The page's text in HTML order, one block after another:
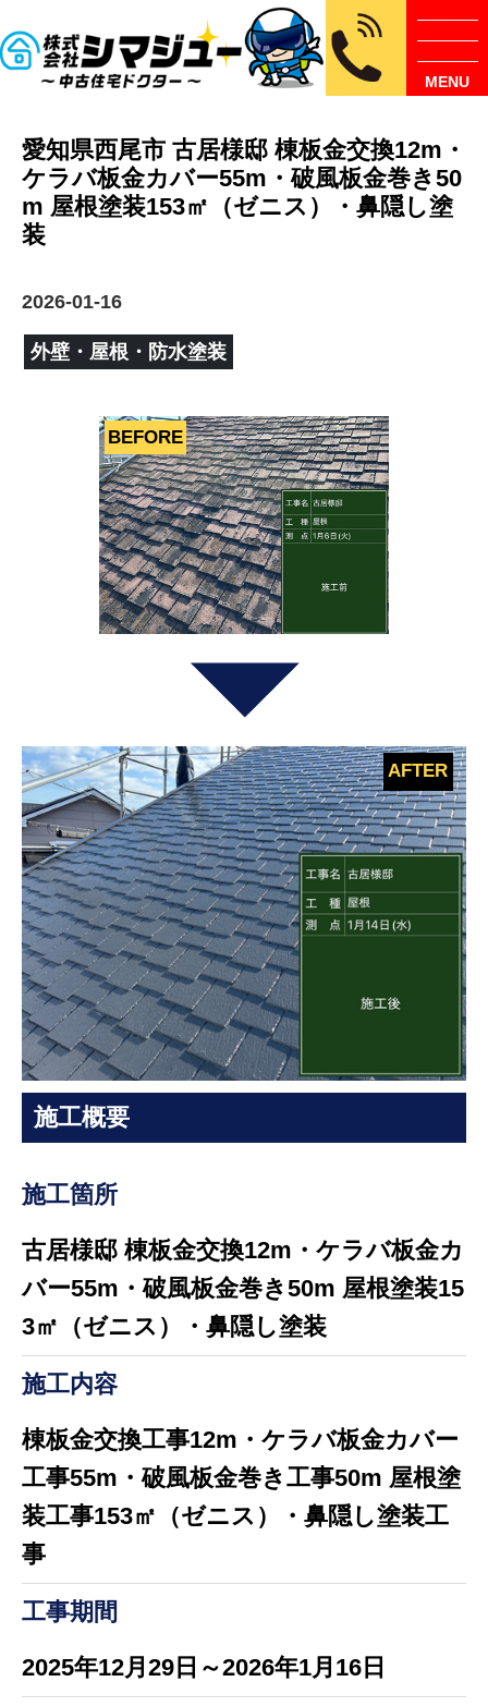
MENU
愛知県西尾市 古居様邸 棟板金交換12m・
ケラバ板金カバー55m・破風板金巻き50
m 屋根塗装153㎡（ゼニス）・鼻隠し塗
装
2026-01-16
外壁・屋根・防水塗装
施工概要
施工箇所
古居様邸 棟板金交換12m・ケラバ板金カ
バー55m・破風板金巻き50m 屋根塗装15
3㎡（ゼニス）・鼻隠し塗装
施工内容
棟板金交換工事12m・ケラバ板金カバー
工事55m・破風板金巻き工事50m 屋根塗
装工事153㎡（ゼニス）・鼻隠し塗装工
事
工事期間
2025年12月29日～2026年1月16日